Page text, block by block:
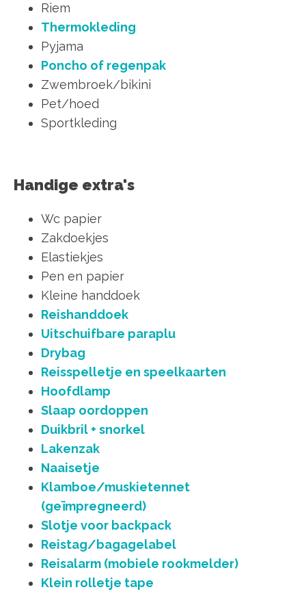
Riem
Thermokleding
Pyjama
Poncho of regenpak
Zwembroek/bikini
Pet/hoed
Sportkleding
Handige extra's
Wc papier
Zakdoekjes
Elastiekjes
Pen en papier
Kleine handdoek
Reishanddoek
Uitschuifbare paraplu
Drybag
Reisspelletje en speelkaarten
Hoofdlamp
Slaap oordoppen
Duikbril + snorkel
Lakenzak
Naaisetje
Klamboe/muskietennet
(geïmpregneerd)
Slotje voor backpack
Reistag/bagagelabel
Reisalarm (mobiele rookmelder)
Klein rolletje tape